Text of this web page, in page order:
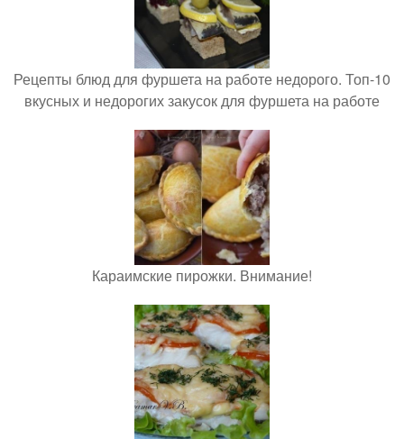
Рецепты блюд для фуршета на работе недорого. Топ-10
вкусных и недорогих закусок для фуршета на работе
Караимские пирожки. Внимание!